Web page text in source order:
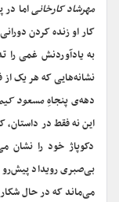
مهرشاد کارخانیاما
کار او زنده کردن
به یادآوردنش غمی را
نشانه‌هایی که هر یک
دهه‌ی پنجاهِمسعود
این نه فقط در
دکوپاژ خود را نشان
بی‌صبری رویداد
می‌ماند که در حال